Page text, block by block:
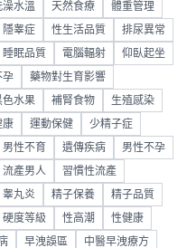
澡水溫 天然食療 體重管理
隱睾症 性生活品質 排尿異常
睡眠品質 電腦輻射 仰臥起坐
孕 藥物對生育影響
色水果 補腎食物 生殖感染
康 運動保健 少精子症
男性不育 遺傳疾病 男性不孕
流產男人 習慣性流產
睾丸炎 精子保養 精子品質
硬度等級 性高潮 性健康
早洩誤區 中醫早洩療方